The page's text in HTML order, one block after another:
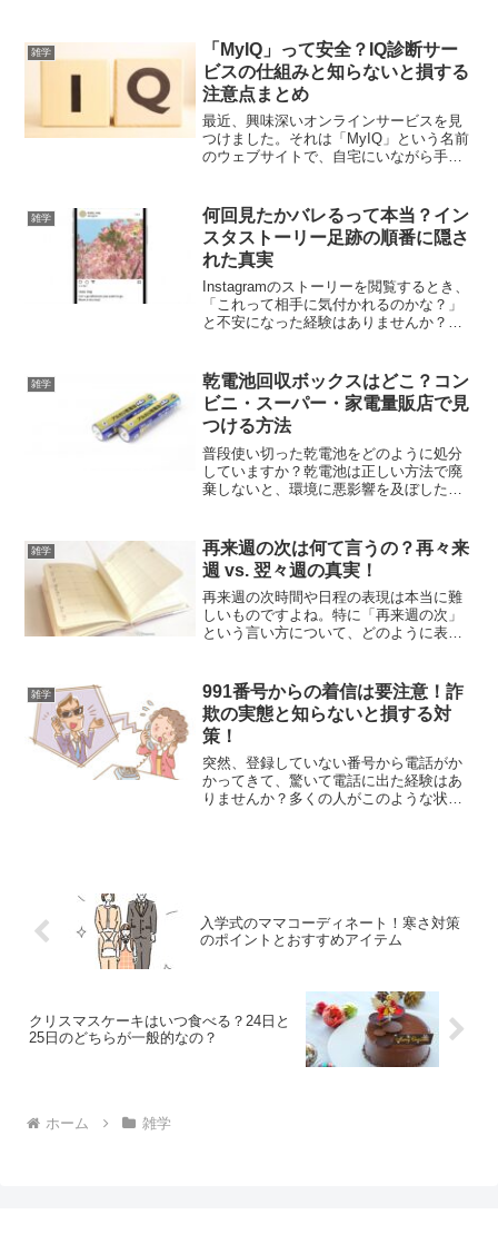
本では健康志向や節約のニーズが高まる
中、この家庭菜園の一種が...
雑学
「MyIQ」って安全？IQ診断サー
ビスの仕組みと知らないと損する
注意点まとめ
最近、興味深いオンラインサービスを見
つけました。それは「MyIQ」という名前
のウェブサイトで、自宅にいながら手軽
くらいなのだろう？」そんな疑問を抱い
たことがある人は...
雑学
何回見たかバレるって本当？イン
スタストーリー足跡の順番に隠さ
れた真実
Instagramのストーリーを閲覧するとき、
「これって相手に気付かれるのかな？」
と不安になった経験はありませんか？特
ちですよね。つい何度も見返してしまっ
たとき、「これ...
雑学
乾電池回収ボックスはどこ？コン
ビニ・スーパー・家電量販店で見
つける方法
普段使い切った乾電池をどのように処分
していますか？乾電池は正しい方法で廃
棄しないと、環境に悪影響を及ぼした
な場所で行われている乾電池の回収状況
や、適切な処分方法について...
雑学
再来週の次は何て言うの？再々来
週 vs. 翌々週の真実！
再来週の次時間や日程の表現は本当に難
しいものですよね。特に「再来週の次」
という言い方について、どのように表現
敗をしたことがあります。それは、結婚
式の二次会の幹事を任され...
雑学
991番号からの着信は要注意！詐
欺の実態と知らないと損する対
策！
突然、登録していない番号から電話がか
かってきて、驚いて電話に出た経験はあ
りませんか？多くの人がこのような状況
入学式のママコーディネート！寒さ対策
のポイントとおすすめアイテム
クリスマスケーキはいつ食べる？24日と
25日のどちらが一般的なの？
ホーム 雑学